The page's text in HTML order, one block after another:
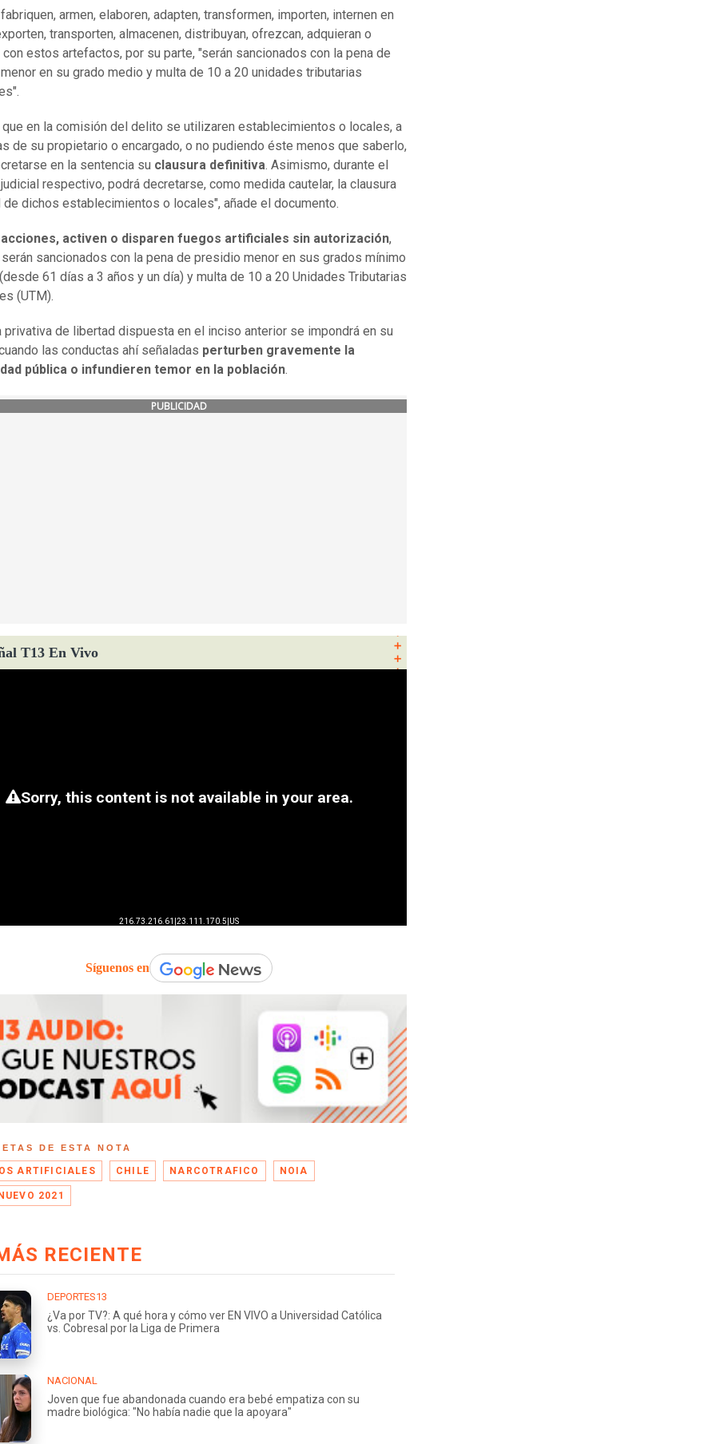
armen, elaboren, adapten, transformen, importen, internen en
transporten, almacenen, distribuyan, ofrezcan, adquieran o
estos artefactos, por su parte, "serán sancionados con la pena de
en su grado medio y multa de 10 a 20 unidades tributarias
que en la comisión del delito se utilizaren establecimientos o locales, a
de su propietario o encargado, o no pudiendo éste menos que saberlo,
en la sentencia su clausura definitiva. Asimismo, durante el
respectivo, podrá decretarse, como medida cautelar, la clausura
de dichos establecimientos o locales", añade el documento.
acciones, activen o disparen fuegos artificiales sin autorización,
sancionados con la pena de presidio menor en sus grados mínimo
61 días a 3 años y un día) y multa de 10 a 20 Unidades Tributarias
(UTM).
privativa de libertad dispuesta en el inciso anterior se impondrá en su
las conductas ahí señaladas perturben gravemente la
pública o infundieren temor en la población.
PUBLICIDAD
T13 En Vivo
Síguenos en
DE ESTA NOTA
ARTIFICIALES CHILE NARCOTRAFICO NOIA
2021
RECIENTE
DEPORTES13
¿Va por TV?: A qué hora y cómo ver EN VIVO a Universidad Católica
vs. Cobresal por la Liga de Primera
NACIONAL
Joven que fue abandonada cuando era bebé empatiza con su
madre biológica: "No había nadie que la apoyara"